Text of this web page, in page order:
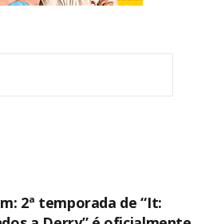
2ª temporada de “It: